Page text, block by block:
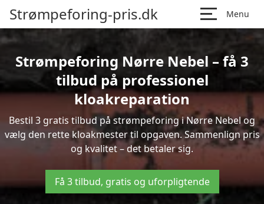
Strømpeforing-pris.dk Menu
Strømpeforing Nørre Nebel – få 3
tilbud på professionel
kloakreparation
Bestil 3 gratis tilbud på strømpeforing i Nørre Nebel og
vælg den rette kloakmester til opgaven. Sammenlign pris
og kvalitet – det betaler sig.
Få 3 tilbud, gratis og uforpligtende